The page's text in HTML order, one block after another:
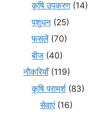
कृषि उपकरण(14)
पशुधन (25)
फसलें(70)
बीज (40)
नौकरियाँ(119)
कृषि परामर्श(83)
सेवाएं(16)